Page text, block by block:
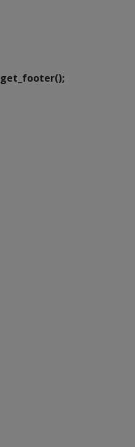
get_footer();